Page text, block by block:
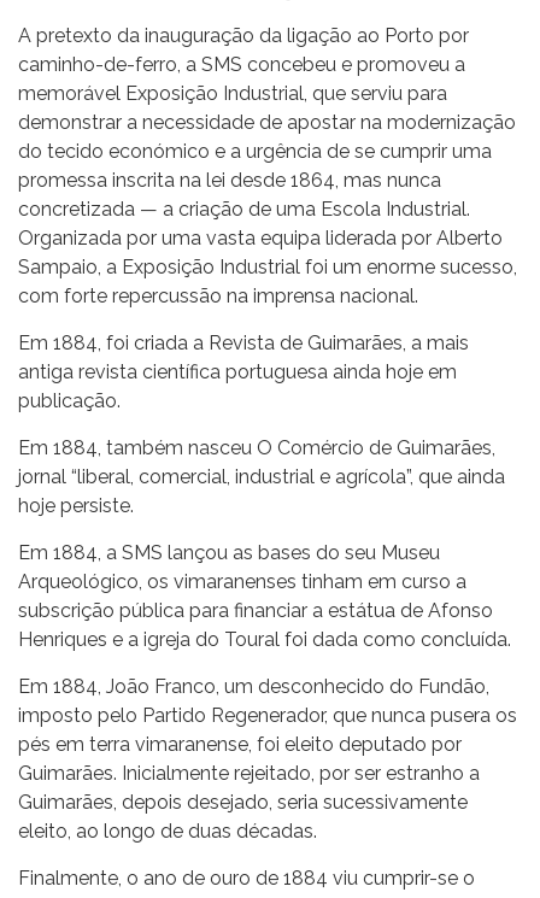
A pretexto da inauguração da ligação ao Porto por
caminho-de-ferro, a SMS concebeu e promoveu a
memorável Exposição Industrial, que serviu para
demonstrar a necessidade de apostar na modernização
do tecido económico e a urgência de se cumprir uma
promessa inscrita na lei desde 1864, mas nunca
concretizada — a criação de uma Escola Industrial.
Organizada por uma vasta equipa liderada por Alberto
Sampaio, a Exposição Industrial foi um enorme sucesso,
com forte repercussão na imprensa nacional.
Em 1884, foi criada a Revista de Guimarães, a mais
antiga revista científica portuguesa ainda hoje em
publicação.
Em 1884, também nasceu O Comércio de Guimarães,
jornal “liberal, comercial, industrial e agrícola”, que ainda
hoje persiste.
Em 1884, a SMS lançou as bases do seu Museu
Arqueológico, os vimaranenses tinham em curso a
subscrição pública para financiar a estátua de Afonso
Henriques e a igreja do Toural foi dada como concluída.
Em 1884, João Franco, um desconhecido do Fundão,
imposto pelo Partido Regenerador, que nunca pusera os
pés em terra vimaranense, foi eleito deputado por
Guimarães. Inicialmente rejeitado, por ser estranho a
Guimarães, depois desejado, seria sucessivamente
eleito, ao longo de duas décadas.
Finalmente, o ano de ouro de 1884 viu cumprir-se o